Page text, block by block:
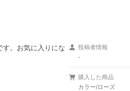
。お気に入りにな
投稿者情報
-
購入した商品
カラー/ローズ